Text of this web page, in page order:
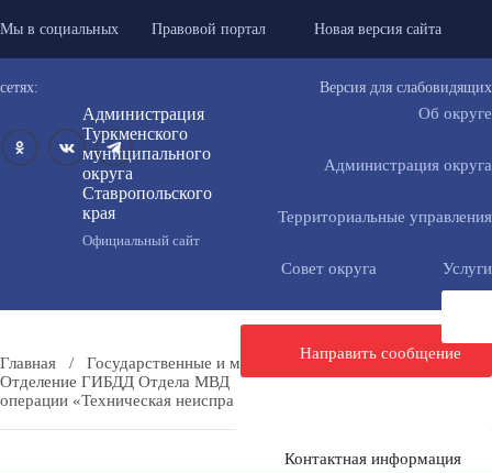
Мы в социальных
сетях:
Правовой портал Новая версия сайта
Версия для слабовидящих
Администрация
Туркменского
муниципального
округа
Ставропольского
края
Официальный сайт
Об округе
Администрация округа
Территориальные управления
Совет округа Услуги
Направить сообщение
Контактная информация
Главная / Государственные и муниципальные учреждения
/
Отделение ГИБДД Отдела МВД «Туркменский»
/
Первый этап
операции «Техническая неисправность»